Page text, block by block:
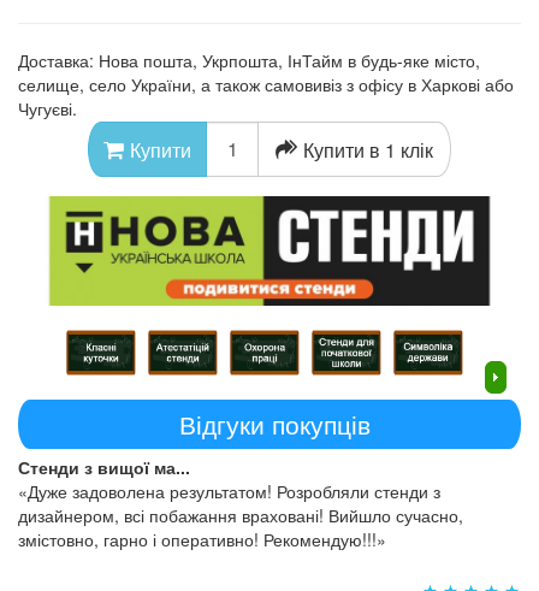
Доставка: Нова пошта, Укрпошта, ІнТайм в будь-яке місто,
селище, село України, а також самовивіз з офісу в Харкові або
Чугуєві.
Купити Купити в 1 клік
Відгуки покупців
Стенди з вищої ма...
«Дуже задоволена результатом! Розробляли стенди з
дизайнером, всі побажання враховані! Вийшло сучасно,
змістовно, гарно і оперативно! Рекомендую!!!»